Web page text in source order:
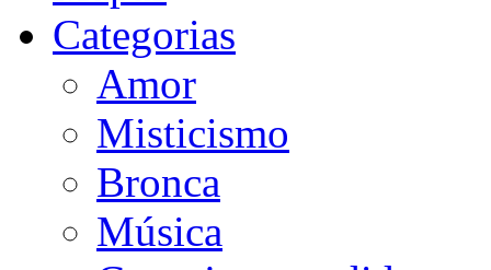
Categorias
Amor
Misticismo
Bronca
Música